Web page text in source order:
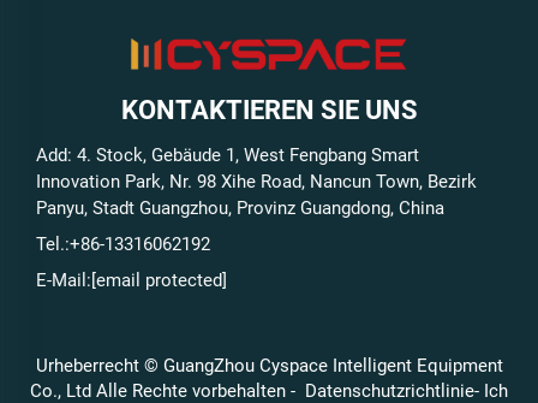
KONTAKTIEREN SIE UNS
Add: 4. Stock, Gebäude 1, West Fengbang Smart
Innovation Park, Nr. 98 Xihe Road, Nancun Town, Bezirk
Panyu, Stadt Guangzhou, Provinz Guangdong, China
Tel.:+86-13316062192
E-Mail:[email protected]
Urheberrecht © GuangZhou Cyspace Intelligent Equipment
Co., Ltd Alle Rechte vorbehalten - Datenschutzrichtlinie- Ich